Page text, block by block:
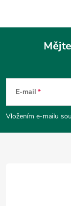
p
a
E-mail
Vložením e-mailu